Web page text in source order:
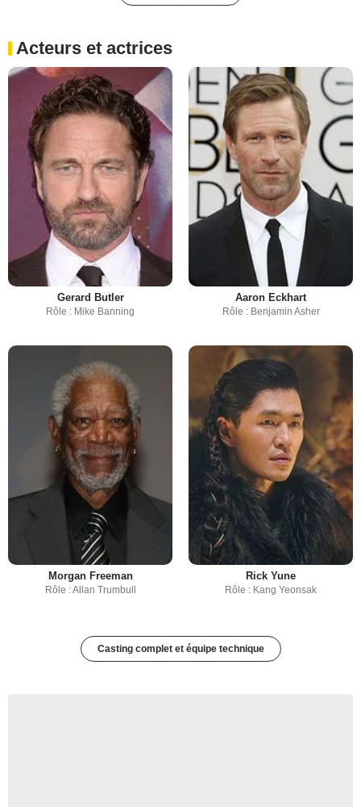
Acteurs et actrices
Gerard Butler
Rôle : Mike Banning
Aaron Eckhart
Rôle : Benjamin Asher
Morgan Freeman
Rôle : Allan Trumbull
Rick Yune
Rôle : Kang Yeonsak
Casting complet et équipe technique